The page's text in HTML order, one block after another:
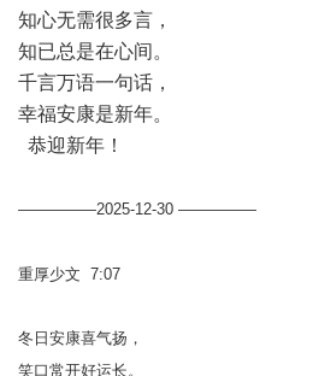
知心无需很多言，
知已总是在心间。
千言万语一句话，
幸福安康是新年。
恭迎新年！
—————2025-12-30 —————
重厚少文 7:07
冬日安康喜气扬，
笑口常开好运长。